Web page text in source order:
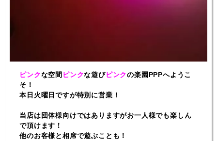
ピンクな空間 ピンクな遊びピンクの楽園PPPへようこ
そ！
本日火曜日ですが特別に営業！
当店は団体様向けではありますがお一人様でも楽しん
で頂けます！
他のお客様と相席で遊ぶことも！